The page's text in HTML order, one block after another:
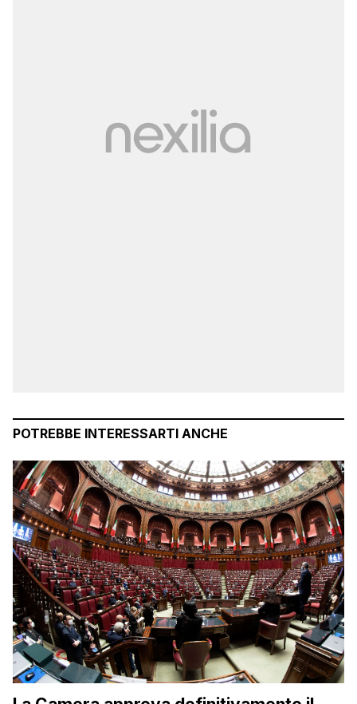
POTREBBE INTERESSARTI ANCHE